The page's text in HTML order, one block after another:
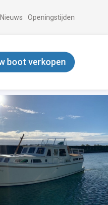
Nieuws Openingstijden
boot verkopen